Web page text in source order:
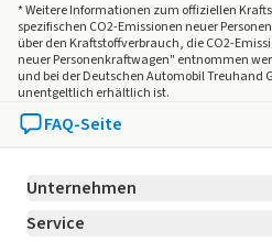
* Weitere Informationen zum offiziellen
spezifischen CO2-Emissionen neuer
über den Kraftstoffverbrauch, die CO2-
neuer Personenkraftwagen" entnommen
und bei der Deutschen Automobil Treuhand
unentgeltlich erhältlich ist.
FAQ-Seite
Unternehmen
Über LeasingMarkt.de
Service